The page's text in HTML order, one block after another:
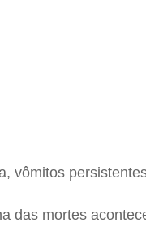
vômitos
das mortes